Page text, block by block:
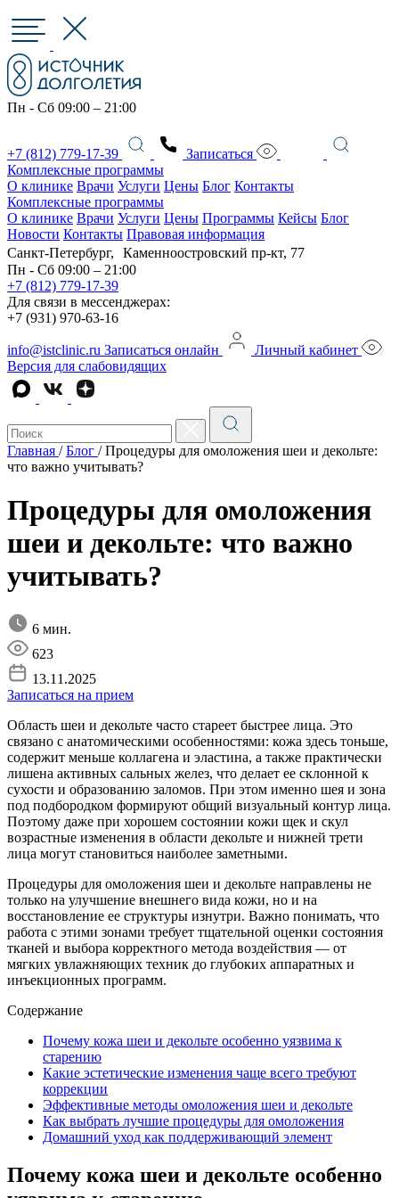
Пн - Сб 09:00 – 21:00
+7 (812) 779-17-39
Записаться
Комплексные программы
О клинике Врачи Услуги Цены Блог Контакты
Комплексные программы
О клинике Врачи Услуги Цены Программы Кейсы Блог
Новости Контакты Правовая информация
Санкт-Петербург, Каменноостровский пр-кт, 77
Пн - Сб 09:00 – 21:00
+7 (812) 779-17-39
Для связи в мессенджерах:
+7 (931) 970-63-16
info@istclinic.ru Записаться онлайн
Личный кабинет
Версия для слабовидящих
Главная / Блог / Процедуры для омоложения шеи и декольте:
что важно учитывать?
Процедуры для омоложения
шеи и декольте: что важно
учитывать?
6 мин.
623
13.11.2025
Записаться на прием
Область шеи и декольте часто стареет быстрее лица. Это
связано с анатомическими особенностями: кожа здесь тоньше,
содержит меньше коллагена и эластина, а также практически
лишена активных сальных желез, что делает ее склонной к
сухости и образованию заломов. При этом именно шея и зона
под подбородком формируют общий визуальный контур лица.
Поэтому даже при хорошем состоянии кожи щек и скул
возрастные изменения в области декольте и нижней трети
лица могут становиться наиболее заметными.
Процедуры для омоложения шеи и декольте направлены не
только на улучшение внешнего вида кожи, но и на
восстановление ее структуры изнутри. Важно понимать, что
работа с этими зонами требует тщательной оценки состояния
тканей и выбора корректного метода воздействия — от
мягких увлажняющих техник до глубоких аппаратных и
инъекционных программ.
Содержание
Почему кожа шеи и декольте особенно уязвима к
старению
Какие эстетические изменения чаще всего требуют
коррекции
Эффективные методы омоложения шеи и декольте
Как выбрать лучшие процедуры для омоложения
Домашний уход как поддерживающий элемент
Почему кожа шеи и декольте особенно